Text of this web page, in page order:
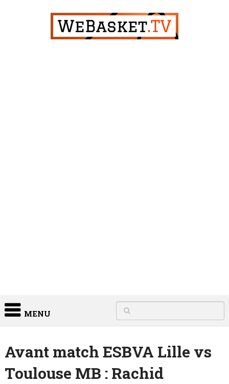
MENU
Avant match ESBVA Lille vs
Toulouse MB : Rachid